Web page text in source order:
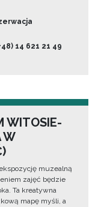
14 621 21 49
WITOSIE-
W
muzealną
zajęć będzie
Ta kreatywna
mapę myśli, a